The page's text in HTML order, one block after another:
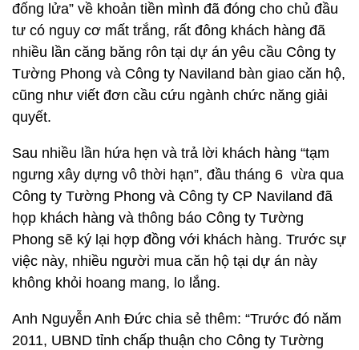
đống lửa” về khoản tiền mình đã đóng cho chủ đầu
tư có nguy cơ mất trắng, rất đông khách hàng đã
nhiều lần căng băng rôn tại dự án yêu cầu Công ty
Tường Phong và Công ty Naviland bàn giao căn hộ,
cũng như viết đơn cầu cứu ngành chức năng giải
quyết.
Sau nhiều lần hứa hẹn và trả lời khách hàng “tạm
ngưng xây dựng vô thời hạn”, đầu tháng 6 vừa qua
Công ty Tường Phong và Công ty CP Naviland đã
họp khách hàng và thông báo Công ty Tường
Phong sẽ ký lại hợp đồng với khách hàng. Trước sự
việc này, nhiều người mua căn hộ tại dự án này
không khỏi hoang mang, lo lắng.
Anh Nguyễn Anh Đức chia sẻ thêm: “Trước đó năm
2011, UBND tỉnh chấp thuận cho Công ty Tường